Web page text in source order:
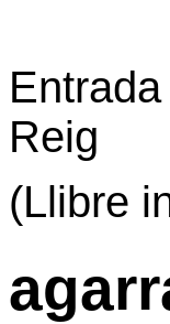
Reig
(Llibre